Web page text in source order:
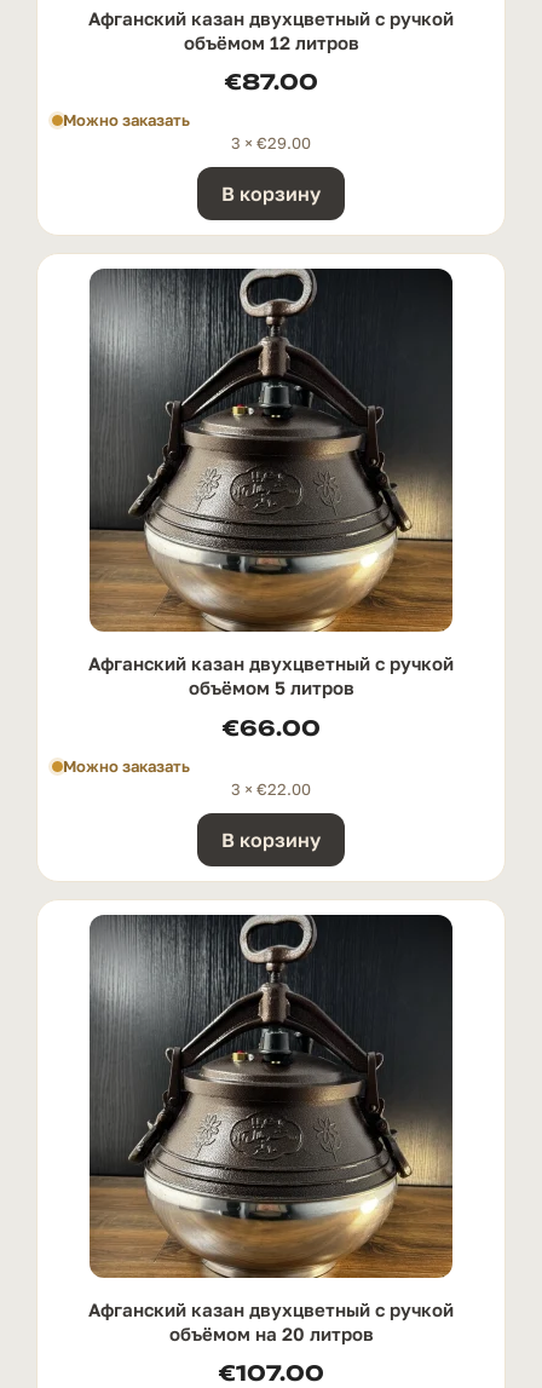
Афганский казан двухцветный с ручкой
oбъёмом 12 литров
€87.00
Можно заказать
3 × €29.00
В корзину
Афганский казан двухцветный с ручкой
oбъёмом 5 литров
€66.00
Можно заказать
3 × €22.00
В корзину
Афганский казан двухцветный с ручкой
oбъёмом на 20 литров
€107.00